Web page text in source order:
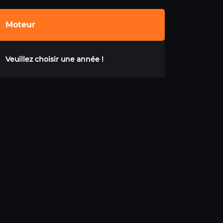
Moteur
Veuillez choisir une année !